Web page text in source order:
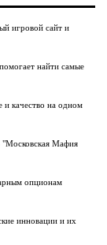
игровой сайт и
найти самые
и качество на одном
Мафия
опционам
инновации и их